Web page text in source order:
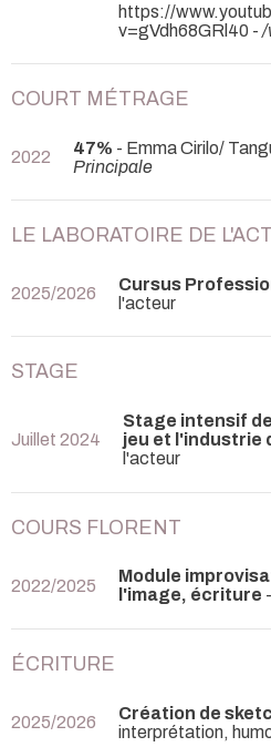
https://
v=gVdh68GRl40 - /
COURT MÉTRAGE
2022 47% - Emma Cirilo/
Principale
LE LABORATOIRE DE
2025/2026 Cursus
l'acteur
STAGE
Juillet 2024
Stage intensif
jeu et l'industrie
l'acteur
COURS FLORENT
2022/2025
Module
l'image, écriture
ÉCRITURE
2025/2026 Création de
interprétation,